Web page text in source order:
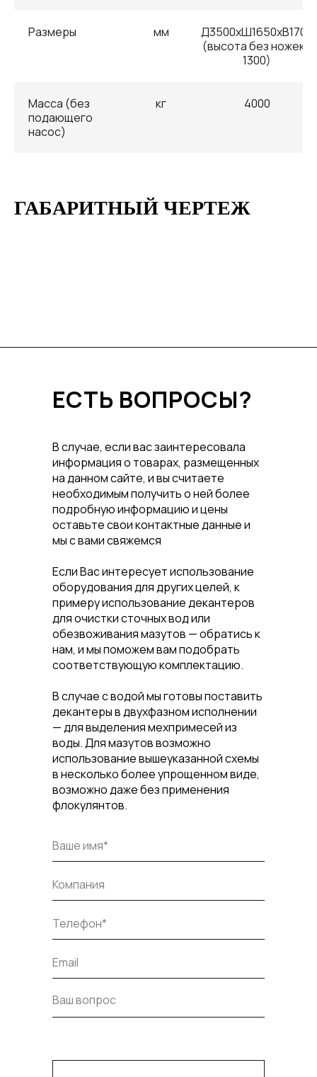
Размеры мм
Д3500хШ1650хВ1700
(высота без ножек -
1300)
Масса (без
подающего
насос)
кг 4000
ГАБАРИТНЫЙ ЧЕРТЕЖ
ЕСТЬ ВОПРОСЫ?
В случае, если вас заинтересовала
информация о товарах, размещенных
на данном сайте, и вы считаете
необходимым получить о ней более
подробную информацию и цены
оставьте свои контактные данные и
мы с вами свяжемся
Если Вас интересует использование
оборудования для других целей, к
примеру использование декантеров
для очистки сточных вод или
обезвоживания мазутов — обратись к
нам, и мы поможем вам подобрать
соответствующую комплектацию.
В случае с водой мы готовы поставить
декантеры в двухфазном исполнении
— для выделения мехпримесей из
воды. Для мазутов возможно
использование вышеуказанной схемы
в несколько более упрощенном виде,
возможно даже без применения
флокулянтов.